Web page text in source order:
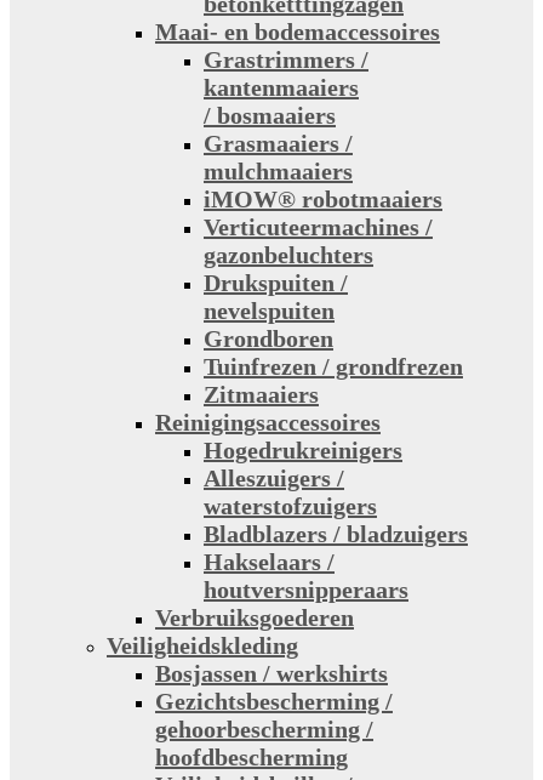
Maai- en bodemaccessoires
Grastrimmers /
kantenmaaiers
/ bosmaaiers
Grasmaaiers /
mulchmaaiers
iMOW® robotmaaiers
Verticuteermachines /
gazonbeluchters
Drukspuiten /
nevelspuiten
Grondboren
Tuinfrezen / grondfrezen
Zitmaaiers
Reinigingsaccessoires
Hogedrukreinigers
Alleszuigers /
waterstofzuigers
Bladblazers / bladzuigers
Hakselaars /
houtversnipperaars
Verbruiksgoederen
Veiligheidskleding
Bosjassen / werkshirts
Gezichtsbescherming /
gehoorbescherming /
hoofdbescherming